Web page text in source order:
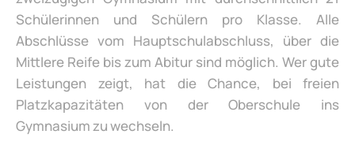
Schülerinnen und Schülern pro Klasse. Alle
Abschlüsse vom Hauptschulabschluss, über die
Mittlere Reife bis zum Abitur sind möglich. Wer gute
Leistungen zeigt, hat die Chance, bei freien
Platzkapazitäten von der Oberschule ins
Gymnasium zu wechseln.